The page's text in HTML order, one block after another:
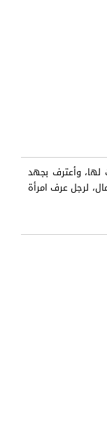
وأعترف بجهد
لرجل عرف امرأة